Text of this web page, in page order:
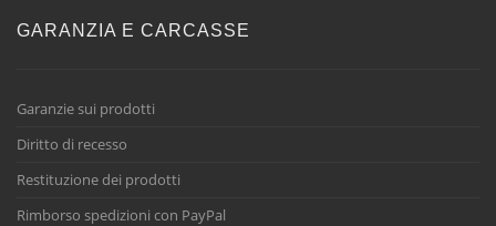
GARANZIA E CARCASSE
Garanzie sui prodotti
Diritto di recesso
Restituzione dei prodotti
Rimborso spedizioni con PayPal